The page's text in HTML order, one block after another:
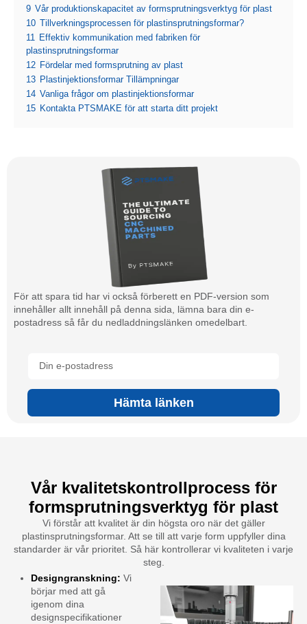
9 Vår produktionskapacitet av formsprutningsverktyg för plast
10 Tillverkningsprocessen för plastinsprutningsformar?
11
Effektiv kommunikation med fabriken för
plastinsprutningsformar
12 Fördelar med formsprutning av plast
13 Plastinjektionsformar Tillämpningar
14 Vanliga frågor om plastinjektionsformar
15 Kontakta PTSMAKE för att starta ditt projekt
För att spara tid har vi också förberett en PDF-version som
innehåller allt innehåll på denna sida, lämna bara din e-
postadress så får du nedladdningslänken omedelbart.
Hämta länken
Vår kvalitetskontrollprocess för
formsprutningsverktyg för plast
Vi förstår att kvalitet är din högsta oro när det gäller
plastinsprutningsformar. Att se till att varje form uppfyller dina
standarder är vår prioritet. Så här kontrollerar vi kvaliteten i varje
steg.
Designgranskning: Vi
börjar med att gå
igenom dina
designspecifikationer